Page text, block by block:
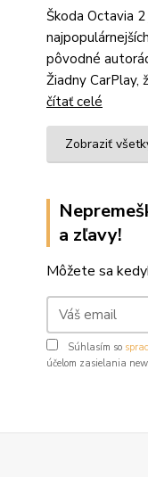
Škoda Octavia
pôvodné
Žiadny CarPlay,
čítať celé
Zobraziť
a zľavy!
Môžete sa
Súhlasím so
účelom zasielania